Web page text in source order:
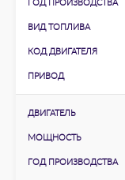
ВИД ТОПЛИВА
КОД ДВИГАТЕЛЯ
ПРИВОД
ДВИГАТЕЛЬ
МОЩНОСТЬ
ГОД ПРОИЗВОДСТВА